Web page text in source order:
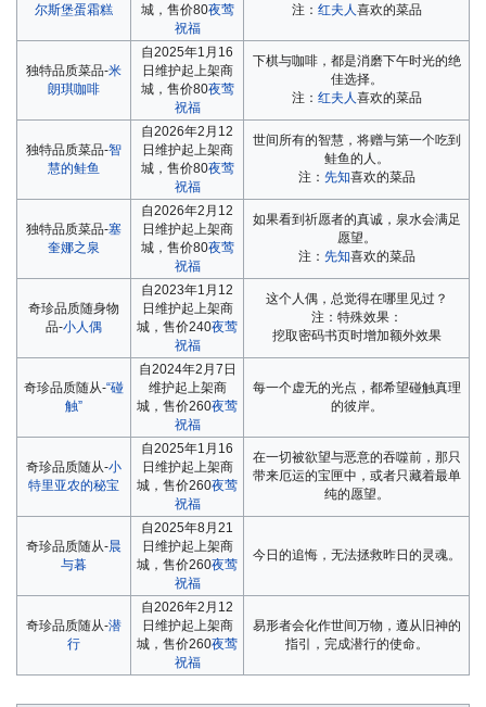
尔斯堡蛋霜糕
城，售价80夜莺
祝福
注： 红夫人 喜欢的菜品
独特品质菜品-米
朗琪咖啡
自2025年1月16
日维护起上架商
城，售价80夜莺
祝福
下棋与咖啡，都是消磨下午时光的绝
佳选择。
注： 红夫人 喜欢的菜品
独特品质菜品-智
慧的鲑鱼
自2026年2月12
日维护起上架商
城，售价80夜莺
祝福
世间所有的智慧，将赠与第一个吃到
鲑鱼的人。
注： 先知喜欢的菜品
独特品质菜品-塞
奎娜之泉
自2026年2月12
日维护起上架商
城，售价80夜莺
祝福
如果看到祈愿者的真诚，泉水会满足
愿望。
注： 先知喜欢的菜品
奇珍品质随身物
品-小人偶
自2023年1月12
日维护起上架商
城，售价240夜莺
祝福
这个人偶，总觉得在哪里见过？
注：特殊效果：
挖取密码书页时增加额外效果
奇珍品质随从-“碰
触”
自2024年2月7日
维护起上架商
城，售价260夜莺
祝福
每一个虚无的光点，都希望碰触真理
的彼岸。
奇珍品质随从-小
特里亚农的秘宝
自2025年1月16
日维护起上架商
城，售价260夜莺
祝福
在一切被欲望与恶意的吞噬前，那只
带来厄运的宝匣中，或者只藏着最单
纯的愿望。
奇珍品质随从-晨
与暮
自2025年8月21
日维护起上架商
城，售价260夜莺
祝福
今日的追悔，无法拯救昨日的灵魂。
奇珍品质随从-潜
行
自2026年2月12
日维护起上架商
城，售价260夜莺
祝福
易形者会化作世间万物，遵从旧神的
指引，完成潜行的使命。